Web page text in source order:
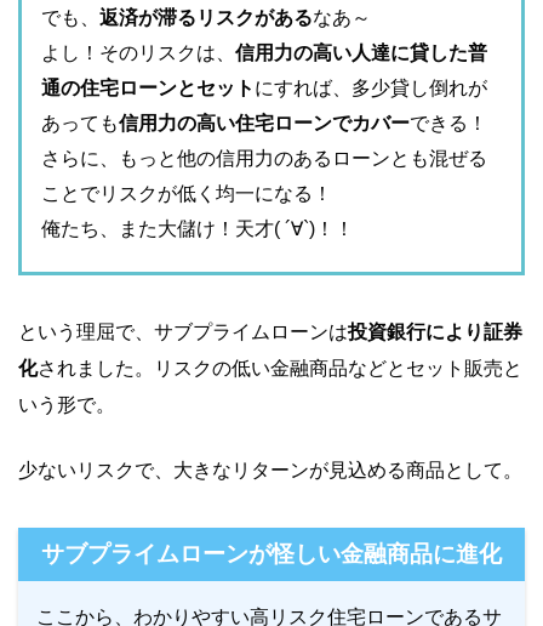
でも、 返済が滞るリスクがあるなあ～
よし！そのリスクは、 信用力の高い人達に貸した普
通の住宅ローンとセット にすれば、多少貸し倒れが
あっても信用力の高い住宅ローンでカバーできる！
さらに、もっと他の信用力のあるローンとも混ぜる
ことでリスクが低く均一になる！
俺たち、また大儲け！天才( ´∀`)！！
という理屈で、サブプライムローンは投資銀行により証券
化されました。リスクの低い金融商品などとセット販売と
いう形で。
少ないリスクで、大きなリターンが見込める商品として。
サブプライムローンが怪しい金融商品に進化
ここから、わかりやすい高リスク住宅ローンであるサ